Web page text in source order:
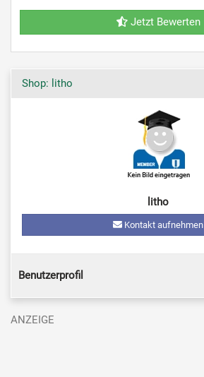
Jetzt Bewerten
Shop: litho
litho
Kontakt aufnehmen
Benutzerprofil